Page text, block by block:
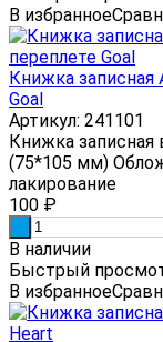
В избранное
Книжка
Goal
Артикул: 241101
Книжка
(75*105 мм)
лакирование
100 ₽
В наличии
Быстрый
В избранное